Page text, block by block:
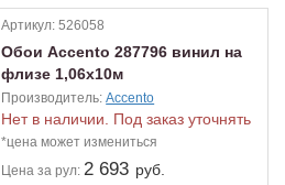
Артикул:526058
Обои Accento 287796 винил на
флизе 1,06х10м
Производитель:Accento
Нет в наличии. Под заказ уточнять
*цена может измениться
Цена за рул:2 693 руб.